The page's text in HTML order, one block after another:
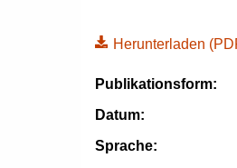
Herunterladen
Publikationsform:
Datum:
Sprache: